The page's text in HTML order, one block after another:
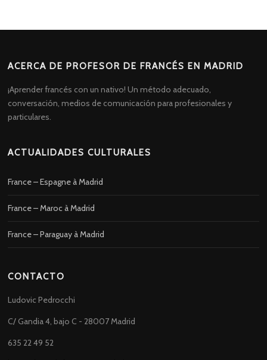
ACERCA DE PROFESOR DE FRANCÉS EN MADRID
¡Aprender francés con un nativo! Un método adecuado,
conversación, medios de comunicación para profesionales y
particulares.
ACTUALIDADES CULTURALES
France – Espagne à Madrid
France – Maroc à Madrid
France – Paraguay à Madrid
CONTACTO
Ludovic Pedrocchi
C/ Gandia 4, bajo C - 28007 Madrid
635 22 49 52